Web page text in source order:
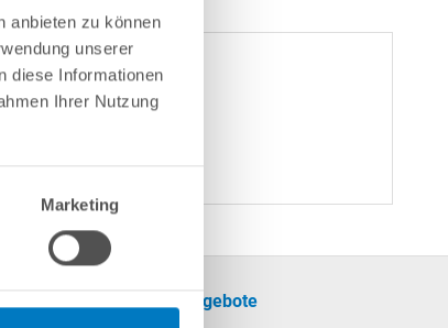
anbieten zu können
unserer
diese Informationen
Ihrer Nutzung
Marketing
Unsere Angebote